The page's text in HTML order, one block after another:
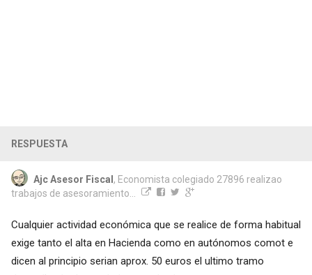
RESPUESTA
Ajc Asesor Fiscal , Economista colegiado 27896 realizao
trabajos de asesoramiento...
Cualquier actividad económica que se realice de forma habitual
exige tanto el alta en Hacienda como en autónomos comot e
dicen al principio serian aprox. 50 euros el ultimo tramo